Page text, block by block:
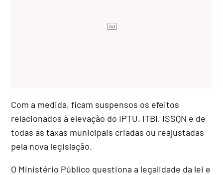
Com a medida, ficam suspensos os efeitos
relacionados à elevação do IPTU, ITBI, ISSQN e de
todas as taxas municipais criadas ou reajustadas
pela nova legislação.
O Ministério Público questiona a legalidade da lei e